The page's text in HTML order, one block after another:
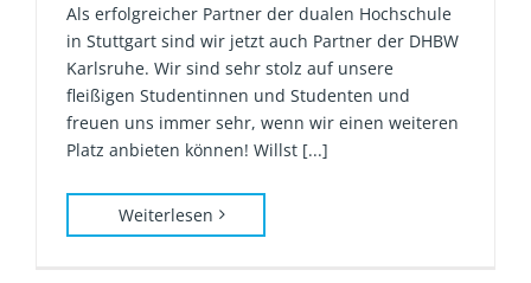
Als erfolgreicher Partner der dualen Hochschule
in Stuttgart sind wir jetzt auch Partner der DHBW
Karlsruhe. Wir sind sehr stolz auf unsere
fleißigen Studentinnen und Studenten und
freuen uns immer sehr, wenn wir einen weiteren
Platz anbieten können! Willst [...]
Weiterlesen